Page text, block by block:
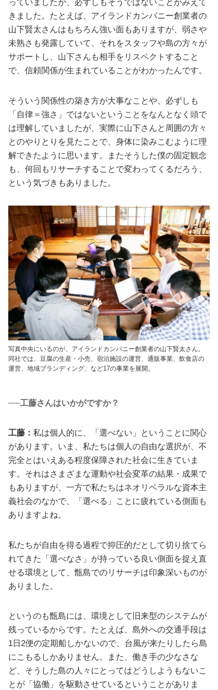
っていましたが、必ずしもそうではないことがみえて
きました。たとえば、アイランドカンパニー創業者の
山下賢太さんはもちろん強い面もありますが、弱さや
未熟さも発露していて、それをスタッフや島の方々が
サポートし、山下さんも相手をリスペクトすること
で、信頼関係が生まれていることがわかったんです。
そういう関係性の築き方が大事なことや、必ずしも
「自律＝強さ」ではないということをなんとなく頭で
は理解していましたが、実際に山下さんと周囲の方々
とのやりとりを見たことで、身体に染みこむように理
解できたように思います。またそうした僕の固定観念
も、何回もリサーチすることで変わってくるだろう、
という気づきもありました。
写真中央にいるのが、アイランドカンパニー創業者の山下賢太さん。
同社では、豆腐の生産・小売、宿泊施設の運営、通販事業、飲食店の
運営、地域ブランディング、など17の事業を展開。
──工藤さんはいかがですか？
工藤： 私は個人的に、「選べない」ということに関心
があります。いま、私たちは個人の自由な選択が、不
完全とはいえある程度保障された社会に生きていま
す。それはさまざまな運動や社会変革の結果・成果で
もありますが、一方で私たちはネオリベラルな資本主
義社会のなかで、「選べる」ことに疲れている側面も
ありますよね。
私たちが自由を得る過程で抑圧的だとして切り捨てら
れてきた「選べなさ」が持っている良い側面を捉え直
せる環境として、甑島でのリサーチは印象深いものが
ありました。
というのも甑島には、環境として旧来型のシステムが
残っているからです。たとえば、島外への交通手段は
1日2便の定期船しかないので、台風が来たりしたら島
にこもるしかありません。また、働き手の少なさな
ど、そうした島の人々にとってはどうしようもないこ
とが「協働」を駆動させているということがありま